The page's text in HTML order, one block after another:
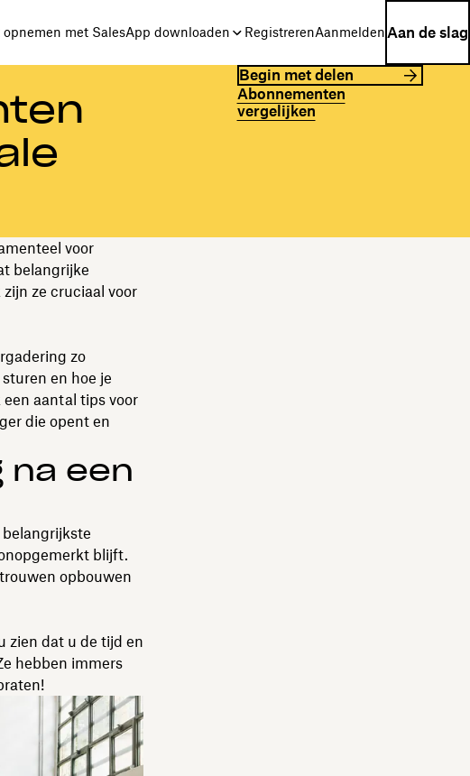
met SalesApp downloaden RegistrerenAanmelden Aan de slag
Begin met delen
Abonnementen
vergelijken
voor
belangrijke
ze cruciaal voor
zo
en hoe je
aantal tips voor
die opent en
na een
blijft.
opbouwen
zien dat u de tijd en
hebben immers